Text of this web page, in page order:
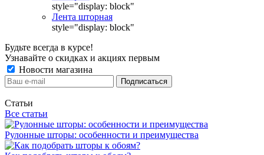
style="display: block"
Лента шторная
style="display: block"
Будьте всегда в курсе!
Узнавайте о скидках и акциях первым
Новости магазина
Статьи
Все статьи
Рулонные шторы: особенности и преимущества